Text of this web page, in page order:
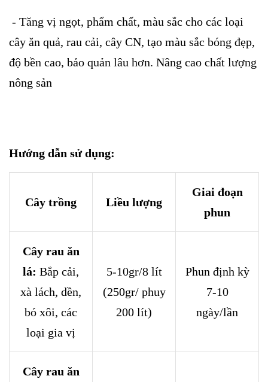
- Tăng vị ngọt, phẩm chất, màu sắc cho các loại
cây ăn quả, rau cải, cây CN, tạo màu sắc bóng đẹp,
độ bền cao, bảo quản lâu hơn. Nâng cao chất lượng
nông sản
Hướng dẫn sử dụng:
Cây trồng Liều lượng
Giai đoạn
phun
Cây rau ăn
lá: Bắp cải,
xà lách, dền,
bó xôi, các
loại gia vị
5-10gr/8 lít
(250gr/ phuy
200 lít)
Phun định kỳ
7-10
ngày/lần
Cây rau ăn